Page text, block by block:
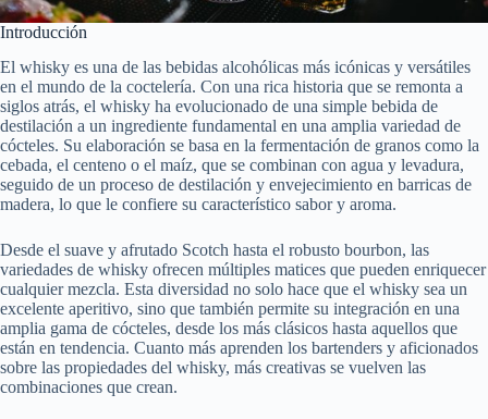
Introducción
El whisky es una de las bebidas alcohólicas más icónicas y versátiles
en el mundo de la coctelería. Con una rica historia que se remonta a
siglos atrás, el whisky ha evolucionado de una simple bebida de
destilación a un ingrediente fundamental en una amplia variedad de
cócteles. Su elaboración se basa en la fermentación de granos como la
cebada, el centeno o el maíz, que se combinan con agua y levadura,
seguido de un proceso de destilación y envejecimiento en barricas de
madera, lo que le confiere su característico sabor y aroma.
Desde el suave y afrutado Scotch hasta el robusto bourbon, las
variedades de whisky ofrecen múltiples matices que pueden enriquecer
cualquier mezcla. Esta diversidad no solo hace que el whisky sea un
excelente aperitivo, sino que también permite su integración en una
amplia gama de cócteles, desde los más clásicos hasta aquellos que
están en tendencia. Cuanto más aprenden los bartenders y aficionados
sobre las propiedades del whisky, más creativas se vuelven las
combinaciones que crean.